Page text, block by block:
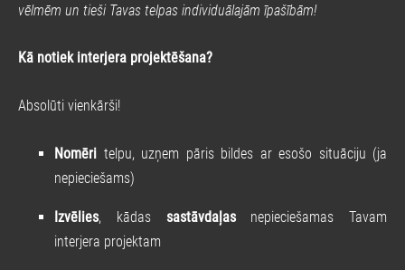
vēlmēm un tieši Tavas telpas individuālajām īpašībām!
Kā notiek interjera projektēšana?
Absolūti vienkārši!
Nomēri telpu, uzņem pāris bildes ar esošo situāciju (ja
nepieciešams)
Izvēlies, kādas sastāvdaļasnepieciešamas Tavam
interjera projektam